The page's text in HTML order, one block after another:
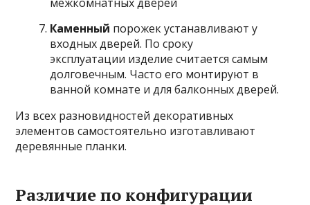
Каменный порожек устанавливают у
входных дверей. По сроку
эксплуатации изделие считается самым
долговечным. Часто его монтируют в
ванной комнате и для балконных дверей.
Из всех разновидностей декоративных
элементов самостоятельно изготавливают
деревянные планки.
Различие по конфигурации